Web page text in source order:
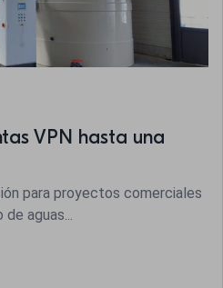
VPN hasta una
para proyectos comerciales
aguas...